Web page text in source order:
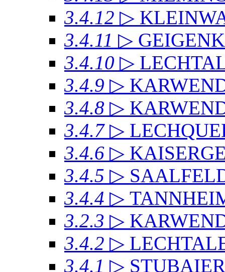
3.4.12 ▷
3.4.11 ▷
3.4.10 ▷
3.4.9 ▷
3.4.8 ▷
3.4.7 ▷
3.4.6 ▷
3.4.5 ▷
3.4.4 ▷
3.2.3 ▷
3.4.2 ▷
3.4.1 ▷